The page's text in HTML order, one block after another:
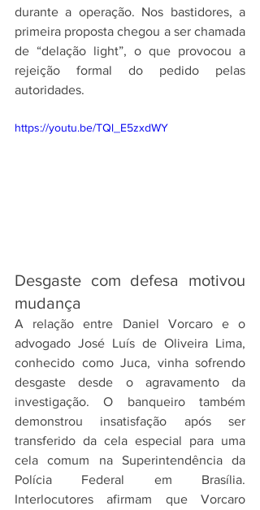
durante a operação. Nos bastidores, a
primeira proposta chegou a ser chamada
de “delação light”, o que provocou a
rejeição formal do pedido pelas
autoridades.
https://youtu.be/TQl_E5zxdWY
Desgaste com defesa motivou
mudança
A relação entre Daniel Vorcaro e o
advogado José Luís de Oliveira Lima,
conhecido como Juca, vinha sofrendo
desgaste desde o agravamento da
investigação. O banqueiro também
demonstrou insatisfação após ser
transferido da cela especial para uma
cela comum na Superintendência da
Polícia Federal em Brasília.
Interlocutores afirmam que Vorcaro